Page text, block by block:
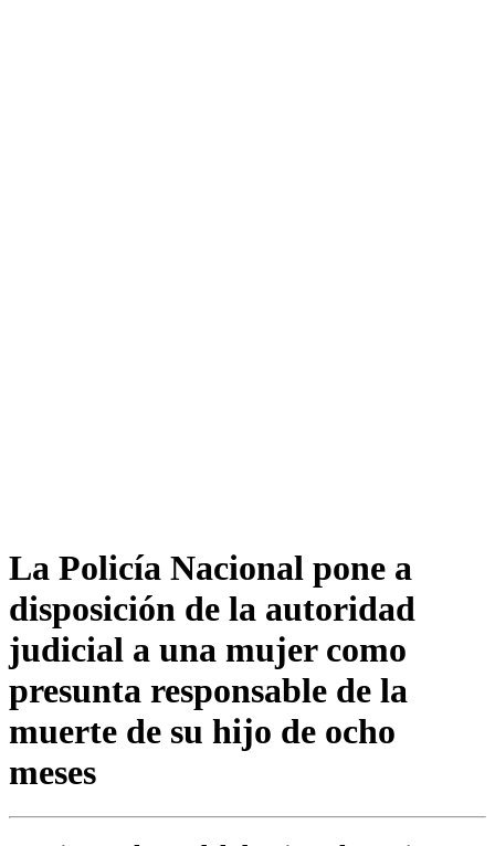
La Policía Nacional pone a
disposición de la autoridad
judicial a una mujer como
presunta responsable de la
muerte de su hijo de ocho
meses